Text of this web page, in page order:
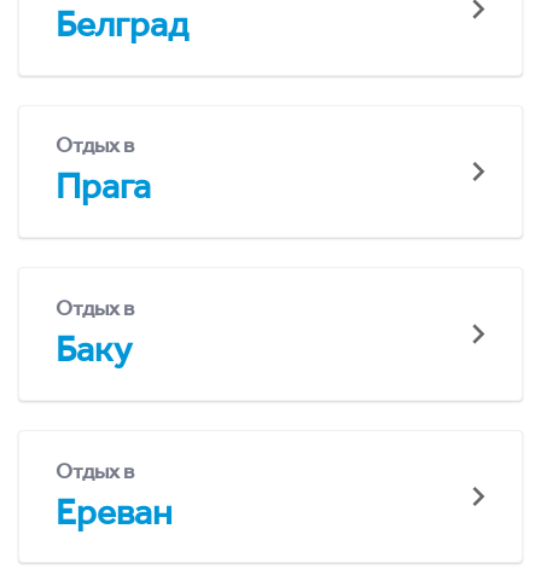
Белград
Отдых в
Прага
Отдых в
Баку
Отдых в
Ереван